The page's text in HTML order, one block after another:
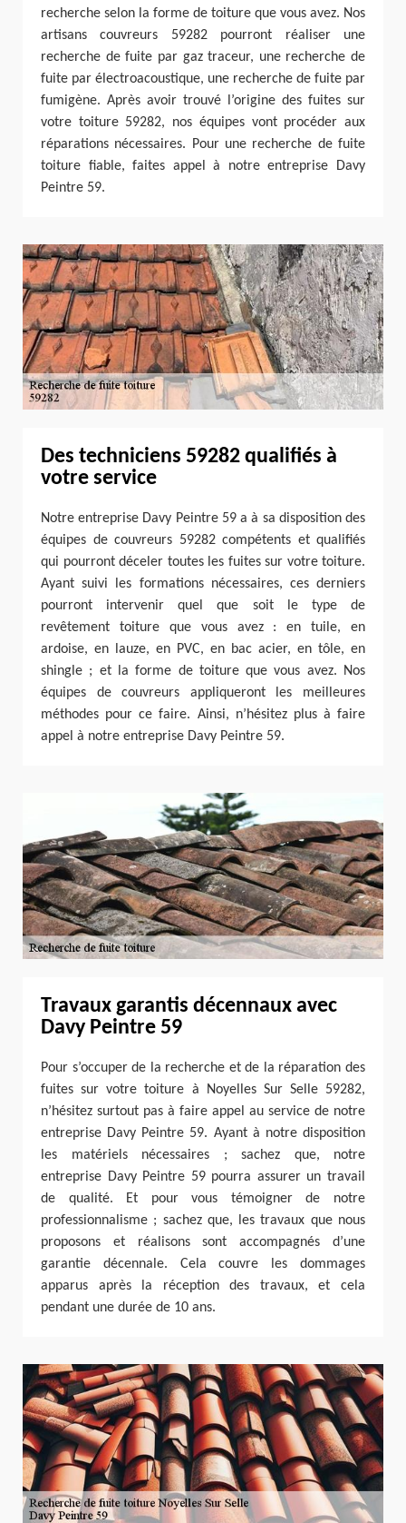
recherche selon la forme de toiture que vous avez. Nos
artisans couvreurs 59282 pourront réaliser une
recherche de fuite par gaz traceur, une recherche de
fuite par électroacoustique, une recherche de fuite par
fumigène. Après avoir trouvé l’origine des fuites sur
votre toiture 59282, nos équipes vont procéder aux
réparations nécessaires. Pour une recherche de fuite
toiture fiable, faites appel à notre entreprise Davy
Peintre 59.
Des techniciens 59282 qualifiés à
votre service
Notre entreprise Davy Peintre 59 a à sa disposition des
équipes de couvreurs 59282 compétents et qualifiés
qui pourront déceler toutes les fuites sur votre toiture.
Ayant suivi les formations nécessaires, ces derniers
pourront intervenir quel que soit le type de
revêtement toiture que vous avez : en tuile, en
ardoise, en lauze, en PVC, en bac acier, en tôle, en
shingle ; et la forme de toiture que vous avez. Nos
équipes de couvreurs appliqueront les meilleures
méthodes pour ce faire. Ainsi, n’hésitez plus à faire
appel à notre entreprise Davy Peintre 59.
Travaux garantis décennaux avec
Davy Peintre 59
Pour s’occuper de la recherche et de la réparation des
fuites sur votre toiture à Noyelles Sur Selle 59282,
n’hésitez surtout pas à faire appel au service de notre
entreprise Davy Peintre 59. Ayant à notre disposition
les matériels nécessaires ; sachez que, notre
entreprise Davy Peintre 59 pourra assurer un travail
de qualité. Et pour vous témoigner de notre
professionnalisme ; sachez que, les travaux que nous
proposons et réalisons sont accompagnés d’une
garantie décennale. Cela couvre les dommages
apparus après la réception des travaux, et cela
pendant une durée de 10 ans.